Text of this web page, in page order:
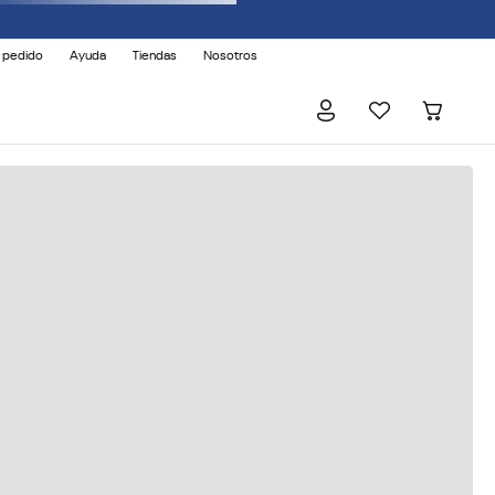
pedido Ayuda Tiendas Nosotros